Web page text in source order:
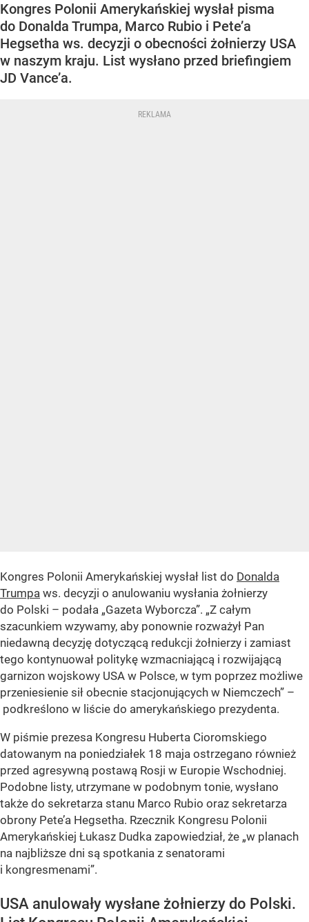
Kongres Polonii Amerykańskiej wysłał pisma
do Donalda Trumpa, Marco Rubio i Pete’a
Hegsetha ws. decyzji o obecności żołnierzy USA
w naszym kraju. List wysłano przed briefingiem
JD Vance’a.
Kongres Polonii Amerykańskiej wysłał list do Donalda
Trumpa ws. decyzji o anulowaniu wysłania żołnierzy
do Polski – podała „Gazeta Wyborcza”. „Z całym
szacunkiem wzywamy, aby ponownie rozważył Pan
niedawną decyzję dotyczącą redukcji żołnierzy i zamiast
tego kontynuował politykę wzmacniającą i rozwijającą
garnizon wojskowy USA w Polsce, w tym poprzez możliwe
przeniesienie sił obecnie stacjonujących w Niemczech” –
podkreślono w liście do amerykańskiego prezydenta.
W piśmie prezesa Kongresu Huberta Cioromskiego
datowanym na poniedziałek 18 maja ostrzegano również
przed agresywną postawą Rosji w Europie Wschodniej.
Podobne listy, utrzymane w podobnym tonie, wysłano
także do sekretarza stanu Marco Rubio oraz sekretarza
obrony Pete’a Hegsetha. Rzecznik Kongresu Polonii
Amerykańskiej Łukasz Dudka zapowiedział, że „w planach
na najbliższe dni są spotkania z senatorami
i kongresmenami”.
USA anulowały wysłane żołnierzy do Polski.